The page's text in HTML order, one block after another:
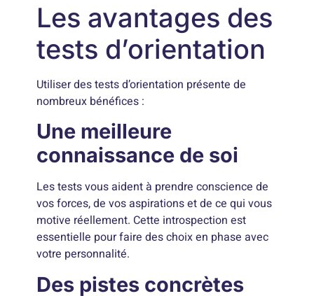
Les avantages des
tests d’orientation
Utiliser des tests d’orientation présente de
nombreux bénéfices :
Une meilleure
connaissance de soi
Les tests vous aident à prendre conscience de
vos forces, de vos aspirations et de ce qui vous
motive réellement. Cette introspection est
essentielle pour faire des choix en phase avec
votre personnalité.
Des pistes concrètes